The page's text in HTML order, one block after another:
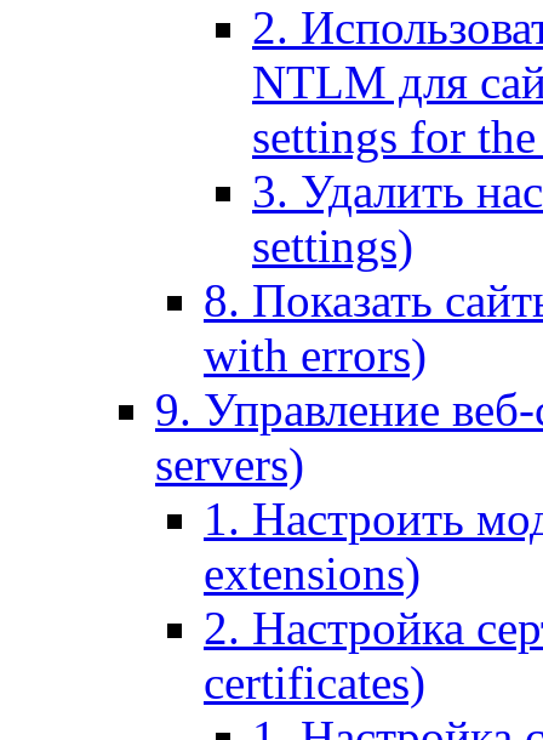
2.
NTLM для
settings for
3. Удалить
settings)
8. Показать
with errors)
9. Управление
servers)
1. Настроить
extensions)
2. Настройка
certificates)